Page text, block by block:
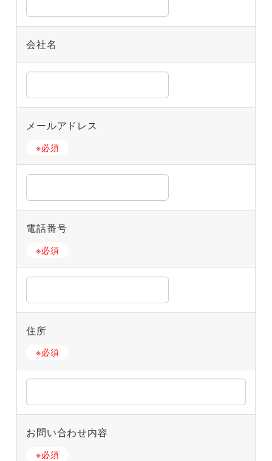
会社名
メールアドレス
※必須
電話番号
※必須
住所
※必須
お問い合わせ内容
※必須